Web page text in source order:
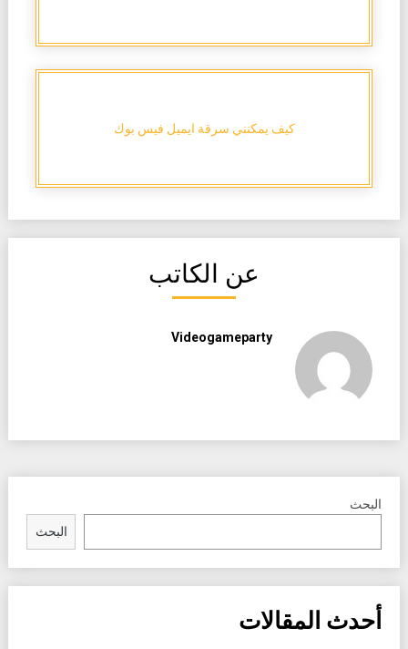
كيف يمكنني سرقة ايميل فيس بوك
عن الكاتب
Videogameparty
البحث
البحث
أحدث المقالات